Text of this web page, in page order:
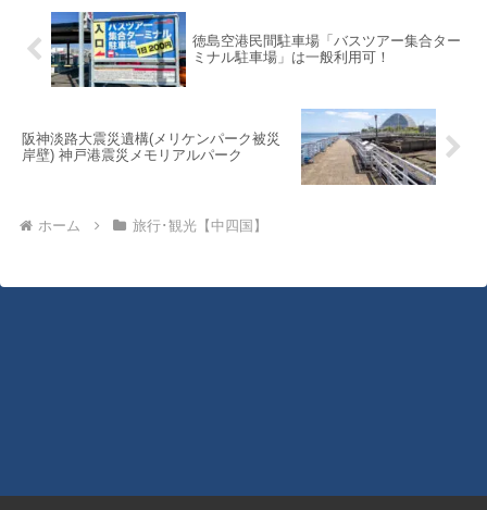
徳島空港民間駐車場「バスツアー集合ター
ミナル駐車場」は一般利用可！
阪神淡路大震災遺構(メリケンパーク被災
岸壁) 神戸港震災メモリアルパーク
ホーム 旅行･観光【中四国】